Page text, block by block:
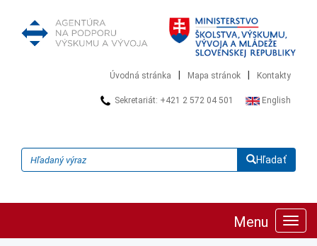
Úvodná stránka Mapa stránok Kontakty
Sekretariát: +421 2 572 04 501 English
Hľadať
Menu